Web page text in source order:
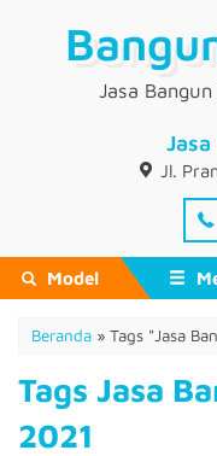
Jasa
Jl.
Model
Beranda » Tags "Jasa
Tags Jasa
2021